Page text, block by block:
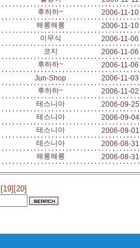
후하하~ 2006-11-10
해롱해롱 2006-11-10
이무식 2006-11-06
코지 2006-11-06
후하하~ 2006-11-06
Jun-Shop 2006-11-03
후하하~ 2006-11-02
테스니아 2006-09-25
테스니아 2006-09-04
테스니아 2006-09-01
테스니아 2006-08-31
해롱해롱 2006-08-31
[19] [20]